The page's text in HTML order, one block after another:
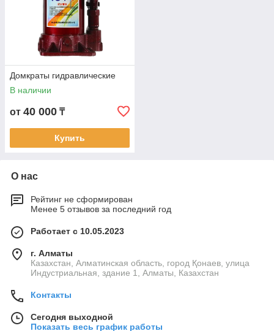
Домкраты гидравлические
В наличии
от 40 000 ₸
Купить
О нас
Рейтинг не сформирован
Менее 5 отзывов за последний год
Работает с 10.05.2023
г. Алматы
Казахстан, Алматинская область, город Қонаев, улица
Индустриальная, здание 1, Алматы, Казахстан
Контакты
Сегодня выходной
Показать весь график работы